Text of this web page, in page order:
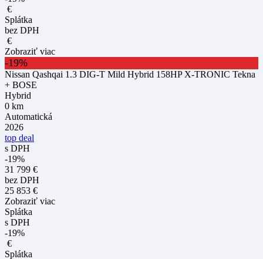
€
Splátka
bez DPH
€
Zobraziť viac
-19%
Nissan Qashqai 1.3 DIG-T Mild Hybrid 158HP X-TRONIC Tekna
+ BOSE
Hybrid
0 km
Automatická
2026
top deal
s DPH
-19%
31 799 €
bez DPH
25 853 €
Zobraziť viac
Splátka
s DPH
-19%
€
Splátka